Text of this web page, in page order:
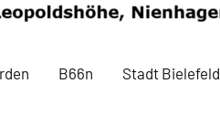
B66n Stadt Bielefeld